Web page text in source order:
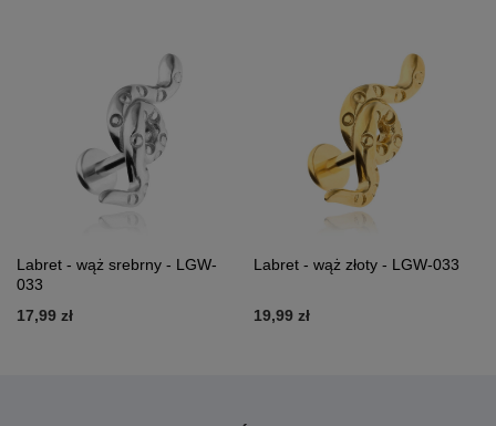
Labret - wąż srebrny - LGW-
033
17,99 zł
Labret - wąż złoty - LGW-033
19,99 zł